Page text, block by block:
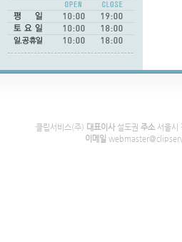
클립서비스(주) 대표이사설도권 주소서울시
이메일